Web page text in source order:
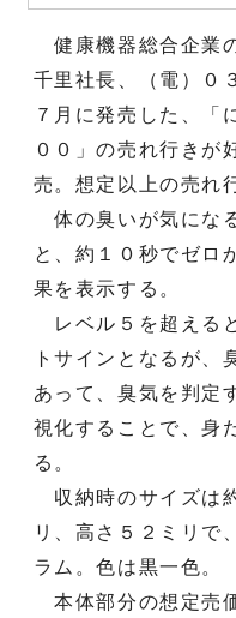
健康機器総合企業
千里社長、（電）
７月に発売した、
００」の売れ行きが
売。想定以上の売れ
体の臭いが気にな
と、約１０秒でゼロ
果を表示する。
レベル５を超える
トサインとなるが、
あって、臭気を判定
視化することで、身
る。
収納時のサイズは
リ、高さ５２ミリで
ラム。色は黒一色。
本体部分の想定売